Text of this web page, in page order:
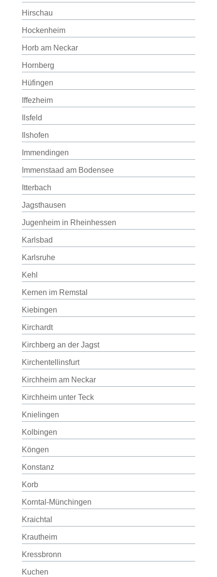
Hirschau
Hockenheim
Horb am Neckar
Hornberg
Hüfingen
Iffezheim
Ilsfeld
Ilshofen
Immendingen
Immenstaad am Bodensee
Itterbach
Jagsthausen
Jugenheim in Rheinhessen
Karlsbad
Karlsruhe
Kehl
Kernen im Remstal
Kiebingen
Kirchardt
Kirchberg an der Jagst
Kirchentellinsfurt
Kirchheim am Neckar
Kirchheim unter Teck
Knielingen
Kolbingen
Köngen
Konstanz
Korb
Korntal-Münchingen
Kraichtal
Krautheim
Kressbronn
Kuchen